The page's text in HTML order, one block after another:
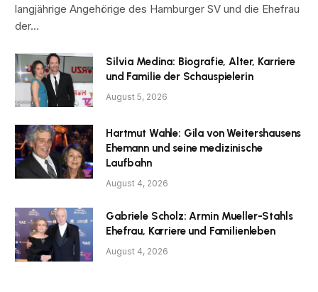
langjährige Angehörige des Hamburger SV und die Ehefrau
der…
Silvia Medina: Biografie, Alter, Karriere
und Familie der Schauspielerin
August 5, 2026
Hartmut Wahle: Gila von Weitershausens
Ehemann und seine medizinische
Laufbahn
August 4, 2026
Gabriele Scholz: Armin Mueller-Stahls
Ehefrau, Karriere und Familienleben
August 4, 2026